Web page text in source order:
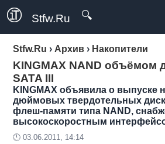
Stfw.Ru 🔍
Stfw.Ru › Архив › Накопители
KINGMAX NAND объёмом
SATA III
KINGMAX объявила о выпуске
дюймовых твердотельных
флеш-памяти типа NAND,
высокоскоростным
🕛 03.06.2011, 14:14